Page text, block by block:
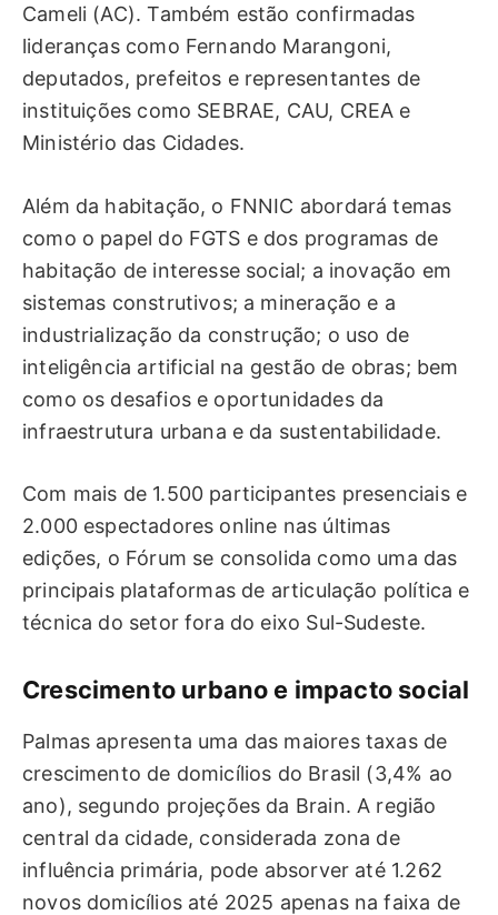
Cameli (AC). Também estão confirmadas
lideranças como Fernando Marangoni,
deputados, prefeitos e representantes de
instituições como SEBRAE, CAU, CREA e
Ministério das Cidades.
Além da habitação, o FNNIC abordará temas
como o papel do FGTS e dos programas de
habitação de interesse social; a inovação em
sistemas construtivos; a mineração e a
industrialização da construção; o uso de
inteligência artificial na gestão de obras; bem
como os desafios e oportunidades da
infraestrutura urbana e da sustentabilidade.
Com mais de 1.500 participantes presenciais e
2.000 espectadores online nas últimas
edições, o Fórum se consolida como uma das
principais plataformas de articulação política e
técnica do setor fora do eixo Sul-Sudeste.
Crescimento urbano e impacto social
Palmas apresenta uma das maiores taxas de
crescimento de domicílios do Brasil (3,4% ao
ano), segundo projeções da Brain. A região
central da cidade, considerada zona de
influência primária, pode absorver até 1.262
novos domicílios até 2025 apenas na faixa de